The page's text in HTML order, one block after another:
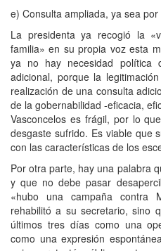
e) Consulta ampliada, ya sea
La presidenta ya recogió la
familia» en su propia voz esta
ya no hay necesidad política
adicional, porque la
realización de una consulta
de la gobernabilidad -eficacia,
Vasconcelos es frágil, por lo
desgaste sufrido. Es viable que
con las características de los
Por otra parte, hay una palabra
y que no debe pasar
«hubo una campaña contra
rehabilitó a su secretario, sino
últimos tres días como una
como una expresión